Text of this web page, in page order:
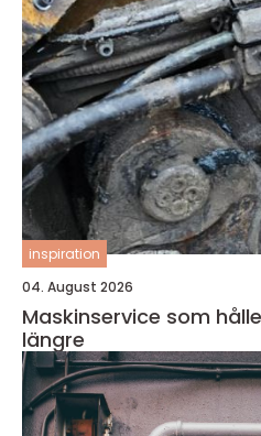
inspiration
04. August 2026
Maskinservice som
längre